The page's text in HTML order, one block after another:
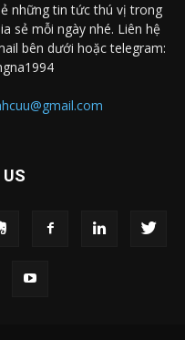
những tin tức thú vị trong
sẻ mỗi ngày nhé. Liên hệ
bên dưới hoặc telegram:
US